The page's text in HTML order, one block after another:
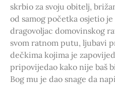
skrbio za svoju obitelj,
od samog početka osjetio
dragovoljac domovinskog
svom ratnom putu, ljubavi
dečkima kojima je
pripovijedao kako nije baš
Bog mu je dao snage da